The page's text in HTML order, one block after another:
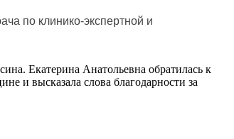
по клинико-экспертной и
Екатерина Анатольевна обратилась к
и высказала слова благодарности за